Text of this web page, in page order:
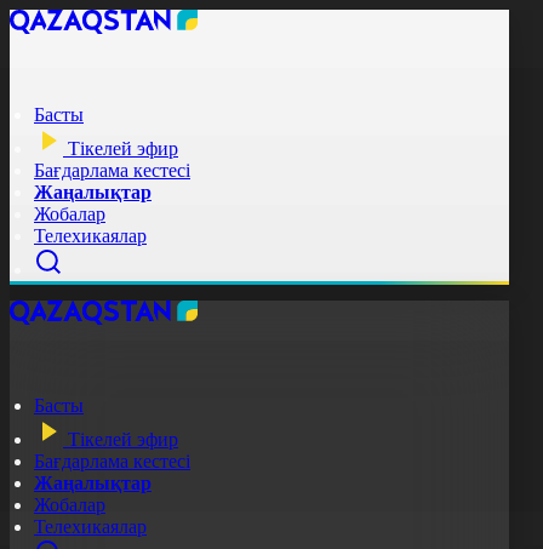
Басты
Тікелей эфир
Бағдарлама кестесі
Жаңалықтар
Жобалар
Телехикаялар
Басты
Тікелей эфир
Бағдарлама кестесі
Жаңалықтар
Жобалар
Телехикаялар